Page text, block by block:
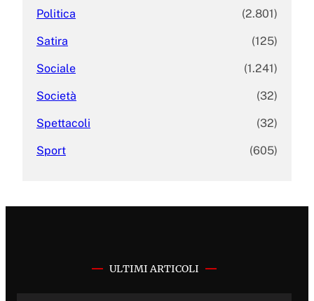
Politica (2.801)
Satira (125)
Sociale (1.241)
Società (32)
Spettacoli (32)
Sport (605)
ULTIMI ARTICOLI